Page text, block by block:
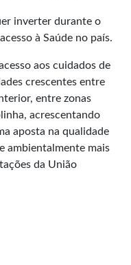
inverter durante o
à Saúde no país.
aos cuidados de
crescentes entre
entre zonas
acrescentando
aposta na qualidade
ambientalmente mais
da União